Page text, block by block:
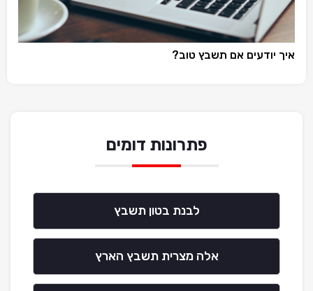
איך יודעים אם תשבץ טוב?
פתרונות דומים
לבנת בטון תשבץ
אלה מצרית תשבץ הארץ